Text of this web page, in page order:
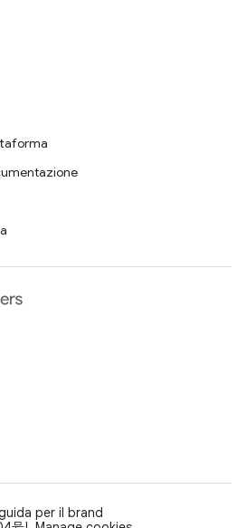
per il brand